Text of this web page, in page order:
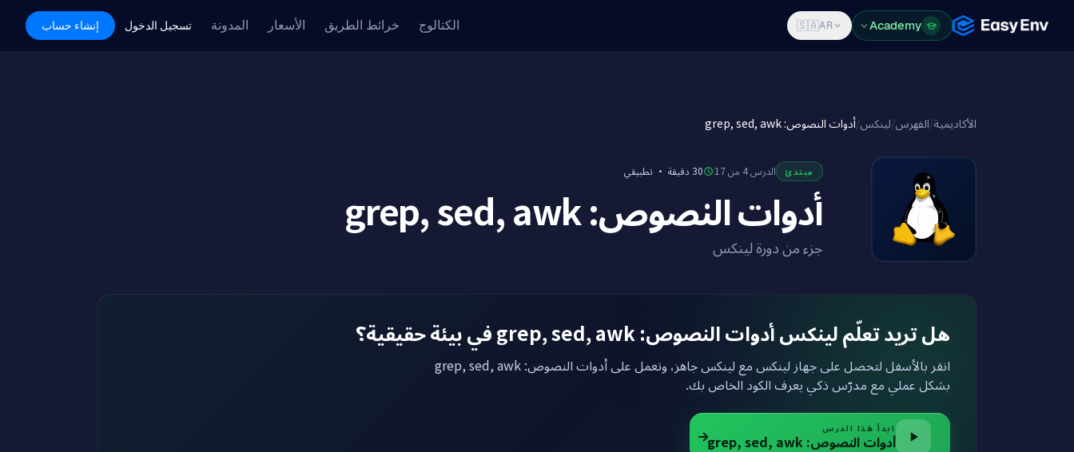
Academy Features Pricing Blog Log in Sign Up
Academy
🇸🇦AR الكتالوج خرائط الطريق الأسعار المدونة تسجيل الدخول إنشاء حساب
الأكاديمية/الفهرس/لينكس/أدوات النصوص: grep, sed, awk
مبتدئ الدرس 4 من 17 30 دقيقة · تطبيقي
أدوات النصوص: grep, sed, awk
جزء من دورة لينكس
هل تريد تعلّم لينكس أدوات النصوص: grep, sed, awk في بيئة حقيقية؟
انقر بالأسفل لتحصل على جهاز لينكس مع لينكس جاهز، وتعمل على أدوات النصوص: grep, sed, awk
بشكل عملي مع مدرّس ذكي يعرف الكود الخاص بك.
ابدأ هذا الدرس
أدوات النصوص: grep, sed, awk